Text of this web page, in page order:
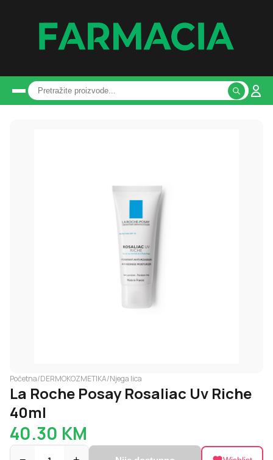
Početna/DERMOKOZMETIKA/Njega lica
La Roche Posay Rosaliac Uv Riche
40ml
40.30 KM